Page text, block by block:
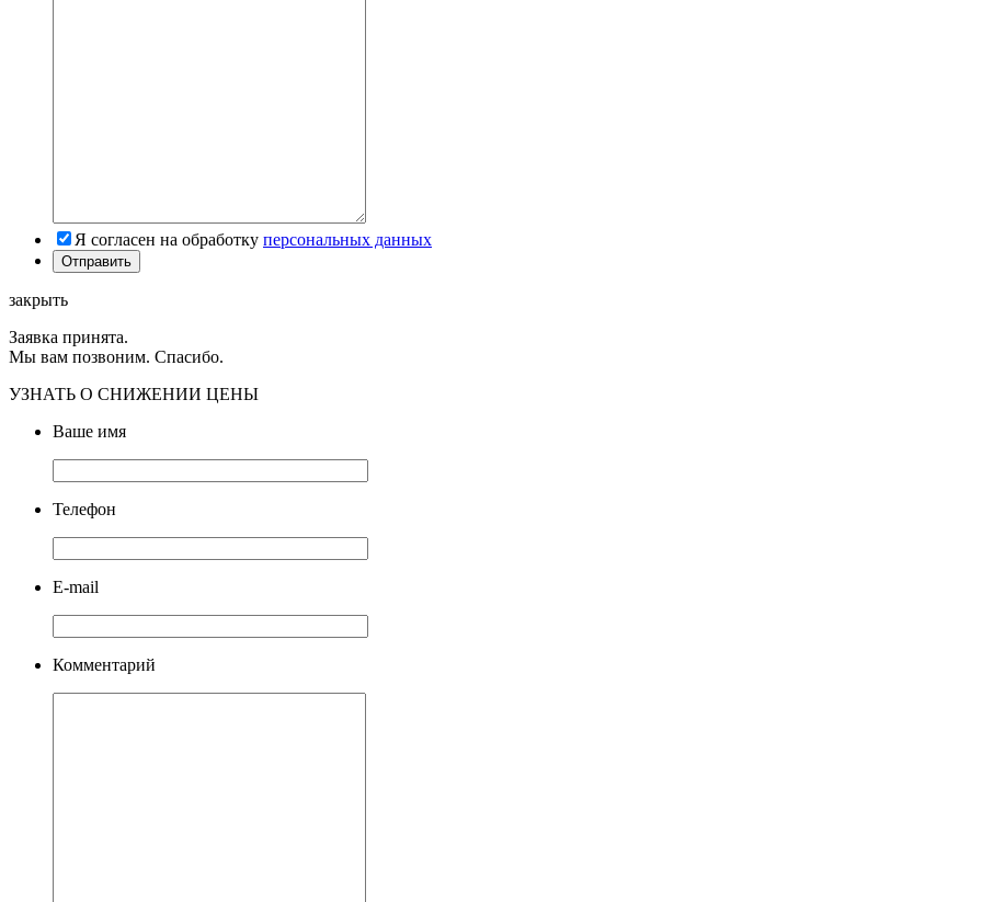
Я согласен на обработку персональных данных
закрыть
Заявка принята.
Мы вам позвоним. Спасибо.
УЗНАТЬ О СНИЖЕНИИ ЦЕНЫ
Ваше имя
Телефон
E-mail
Комментарий